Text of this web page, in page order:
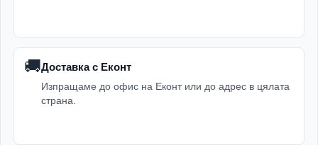
🚚Доставка с Еконт
Изпращаме до офис на Еконт или до адрес в цялата
страна.